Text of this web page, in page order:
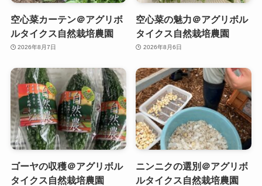
空心菜カーテン＠アグリボ
ルタイクス自然栽培農園
2026年8月7日
空心菜の魅力＠アグリボル
タイクス自然栽培農園
2026年8月6日
ゴーヤの収穫＠アグリボル
タイクス自然栽培農園
ニンニクの選別＠アグリボ
ルタイクス自然栽培農園